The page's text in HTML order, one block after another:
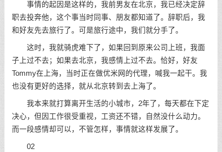
事情的起因是这样的，我前男友在北京，我已经决定辞
职去投奔他，这个事当时同事、朋友都知道了。辞职后，我
和好友先去旅行了。可是旅行途中，我们就分手了。
这时，我就骑虎难下了，如果回到原来公司上班，我面
子上过不去；如果去北京，我感情上过不去。恰好，好友
Tommy在上海，当时正在做优米网的代理，喊我一起干。我
也没有更好的选择，就从北京转到去上海了。
我本来就打算离开生活的小城市，2年了，每天都在下定
决心，但因工作很受重视，工资还不错，自然没什么动力。
而一段感情却可以，不管怎样，事情就这样发展了。
02